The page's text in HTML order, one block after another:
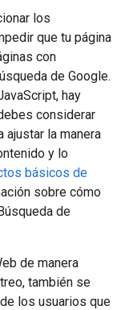
los
que tu página
con
de Google.
hay
considerar
ajustar la manera
y lo
básicos de
sobre cómo
de
de manera
también se
los usuarios que